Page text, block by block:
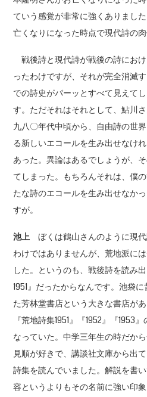
ていう感覚が非常に強くありまし
亡くなりになった時点で現代詩の
戦後詩と現代詩が戦後の詩にお
ったわけですが、それが完全消滅
での詩史がパーッとすべて見えて
す。ただそれはそれとして、鮎川
九八〇年代中頃から、自由詩の世
る新しいエコールを生み出せなけ
あった。異論はあるでしょうが、
てしまった。もちろんそれは、僕
たな詩のエコールを生み出せなか
すが。
池上 ぼくは鶴山さんのように現
わけではありませんが、荒地派に
した。というのも、戦後詩を読み
1951』だったからなんです。池袋
た芳林堂書店という大きな書店が
『荒地詩集1951』『1952』『1953
なっていた。中学三年生の時だか
見順が好きで、講談社文庫から出
詩集を読んでいました。解説を書
容というよりもその名前に強い印